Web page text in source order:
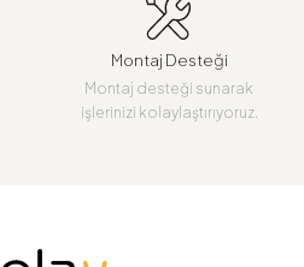
Montaj Desteği
Montaj desteği sunarak
işlerinizi kolaylaştırıyoruz.